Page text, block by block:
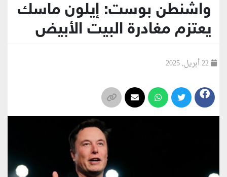
واشنطن بوست: إيلون ماسك
يعتزم مغادرة البيت الأبيض